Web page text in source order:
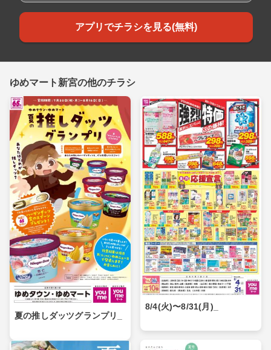
アプリでチラシを見る(無料)
ゆめマート新宮の他のチラシ
夏の推しダッツグランプリ_
8/4(火)〜8/31(月)_